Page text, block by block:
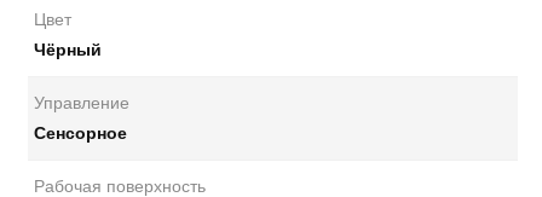
Цвет
Чёрный
Управление
Сенсорное
Рабочая поверхность